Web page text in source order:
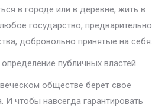
в городе или в деревне, жить в
государство, предварительно
добровольно принятые на себя.
публичных властей
обществе берет свое
И чтобы навсегда гарантировать